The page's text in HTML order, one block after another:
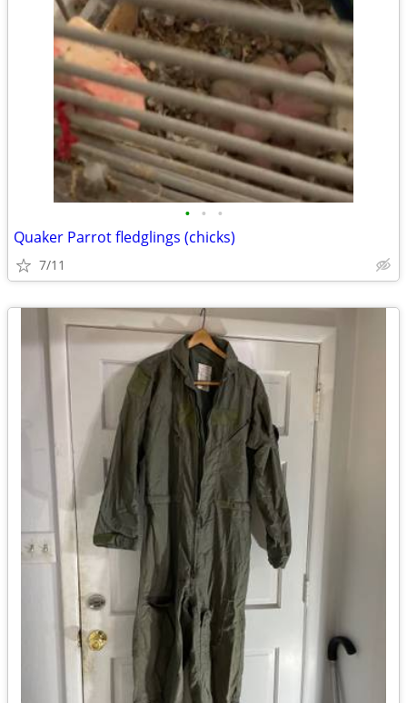
• • •
Quaker Parrot fledglings (chicks)
7/11